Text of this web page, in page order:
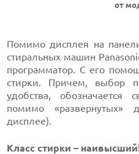
от
Помимо дисплея на
стиральных машин
программатор. С его
стирки. Причем, выбор
удобства, обозначается
помимо
дисплее).
Класс стирки –